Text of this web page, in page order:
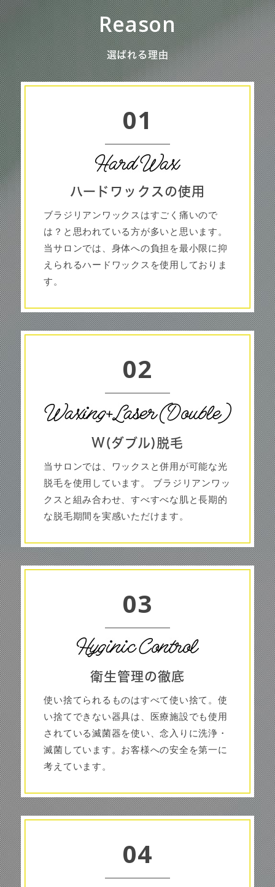
Reason
選ばれる理由
01
ハードワックスの使用
ブラジリアンワックスはすごく痛いので
は？と思われている方が多いと思います。
当サロンでは、身体への負担を最小限に抑
えられるハードワックスを使用しておりま
す。
02
W(ダブル)脱毛
当サロンでは、ワックスと併用が可能な光
脱毛を使用しています。 ブラジリアンワッ
クスと組み合わせ、すべすべな肌と長期的
な脱毛期間を実感いただけます。
03
衛生管理の徹底
使い捨てられるものはすべて使い捨て。使
い捨てできない器具は、医療施設でも使用
されている滅菌器を使い、念入りに洗浄・
滅菌しています。お客様への安全を第一に
考えています。
04